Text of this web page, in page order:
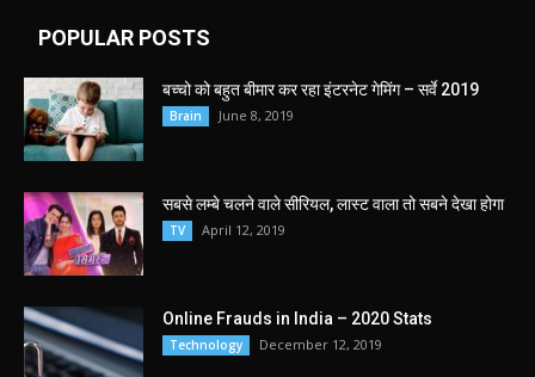
POPULAR POSTS
बच्चो को बहुत बीमार कर रहा इंटरनेट गेमिंग – सर्वे 2019
Brain June 8, 2019
सबसे लम्बे चलने वाले सीरियल, लास्ट वाला तो सबने देखा होगा
TV April 12, 2019
Online Frauds in India – 2020 Stats
Technology December 12, 2019